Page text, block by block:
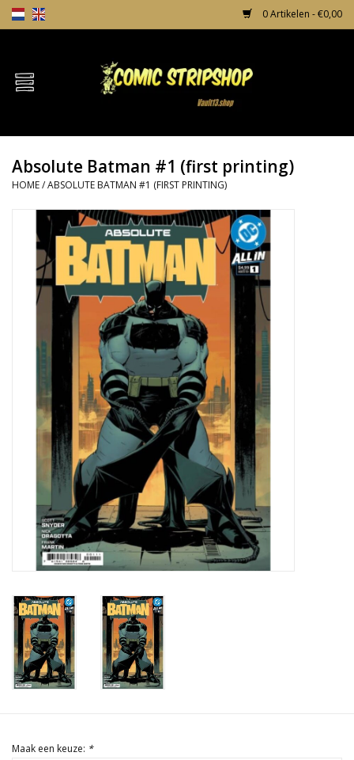
0 Artikelen - €0,00
Home
TPB's
Incentives
Comic Protection
News
Absolute Batman #1 (first printing)
HOME/ABSOLUTE BATMAN #1 (FIRST PRINTING)
Maak een keuze: *